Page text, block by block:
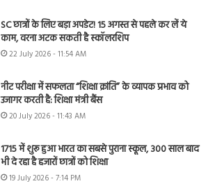
SC छात्रों के लिए बड़ा अपडेट! 15 अगस्त से पहले कर लें ये
काम, वरना अटक सकती है स्कॉलरशिप
22 July 2026 - 11:54 AM
नीट परीक्षा में सफलता “शिक्षा क्रांति” के व्यापक प्रभाव को
उजागर करती है: शिक्षा मंत्री बैंस
20 July 2026 - 11:43 AM
1715 में शुरू हुआ भारत का सबसे पुराना स्कूल, 300 साल बाद
भी दे रहा है हजारों छात्रों को शिक्षा
19 July 2026 - 7:14 PM